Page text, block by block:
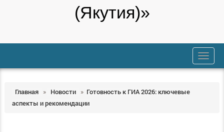
(Якутия)»
trk
Главная » Новости » Готовность к ГИА 2026: ключевые
аспекты и рекомендации